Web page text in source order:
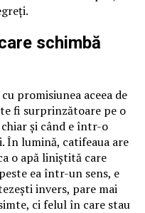
schimbă
promisiunea aceea de
fi surprinzătoare pe o
și când e într-o
În lumină, catifeaua are
o apă liniștită care
ea într-un sens, e
invers, pare mai
ci felul în care stau